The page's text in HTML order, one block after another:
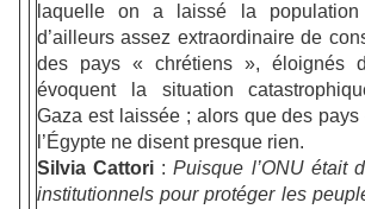
laquelle on a laissé la population
d’ailleurs assez extraordinaire de
des pays « chrétiens », éloignés
évoquent la situation
Gaza est laissée ; alors que des
l’Égypte ne disent presque rien.
Silvia Cattori :Puisque l’ONU était
institutionnels pour protéger les